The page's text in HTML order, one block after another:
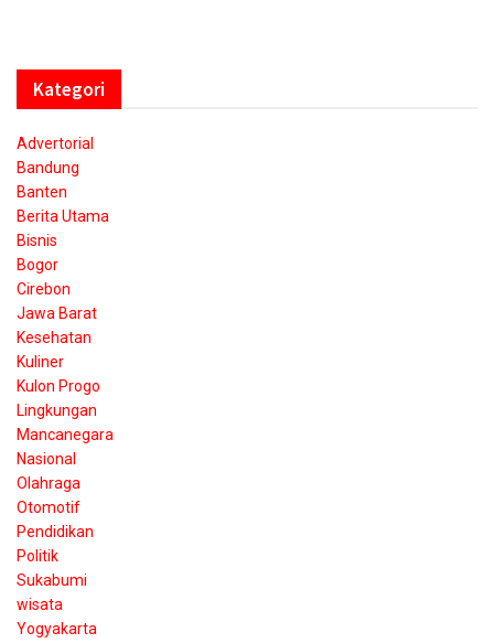
Kategori
Advertorial
Bandung
Banten
Berita Utama
Bisnis
Bogor
Cirebon
Jawa Barat
Kesehatan
Kuliner
Kulon Progo
Lingkungan
Mancanegara
Nasional
Olahraga
Otomotif
Pendidikan
Politik
Sukabumi
wisata
Yogyakarta